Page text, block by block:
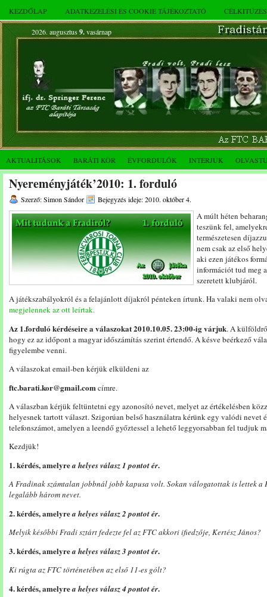
KEZDŐLAP ADATKEZELÉSI ÉS COOKIE TÁJÉKOZTATÓ
2026. augusztus 9.vasárnap
AKTUALITÁSOK BARÁTI KÖR ÉVFORDULÓK INTERJÚK
Nyereményjáték’2010: 1. forduló
Szerző: Simon Sándor Bejegyzés ideje: 2010. október 4.
A múlt héten
teszünk fel,
természetesen
nem csak az első
aki ezen játékos
információt tud meg
szeretett klubjáról.
A játékszabályokról és a felajánlott díjakról pénteken írtunk. Ha valaki nem
megjelennek az ott leírtak.
Az 1.forduló kérdéseire a válaszokat 2010.10.05. 23:00-ig várjuk. A
hogy ez az időpont a magyar időszámítás szerint értendő. A késve beérkező
figyelembe venni.
A válaszokat email-ben kérjük elküldeni az
ftc.barati.kor@gmail.comcímre.
A válaszban kérjük feltüntetni egy azonosító nevet, melyet az értékelésben
helyesnek tartott választ. Szigorúan belső használatra kérünk egy valódi nevet
telefonszámot, amelyen a leendő győztessel a lehető leggyorsabban fel tudjuk
Kezdjük!
1. kérdés, amelyrea helyes válasz 1 pontot ér.
A Fradinak számtalan jobbnál jobb kapusa volt. Sokan válogatottak is lettek
legalább három nevet.
2. kérdés, amelyrea helyes válasz 2 pontot ér.
Melyik későbbi Fradi sztárt fedezte fel az FTC akkori ifiedzője, Kertész János?
3. kérdés, amelyrea helyes válasz 3 pontot ér.
Ki rúgta az FTC történetében az első 11-es gólt?
4. kérdés, amelyrea helyes válasz 4 pontot ér.